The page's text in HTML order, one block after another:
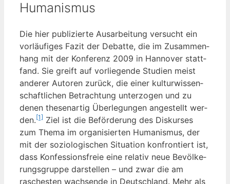
Humanismus
Die hier publi­zier­te Aus­ar­bei­tung ver­sucht ein
vor­läu­fi­ges Fazit der Debat­te, die im Zusam­men­
hang mit der Kon­fe­renz 2009 in Han­no­ver statt­
fand. Sie greift auf vor­lie­gen­de Stu­di­en meist
ande­rer Autoren zurück, die einer kul­tur­wis­sen­
schaft­li­chen Betrach­tung unter­zo­gen und zu
denen the­sen­ar­tig Über­le­gun­gen ange­stellt wer­
den.[1] Ziel ist die Beför­de­rung des Dis­kur­ses
zum The­ma im orga­ni­sier­ten Huma­nis­mus, der
mit der sozio­lo­gi­schen Situa­ti­on kon­fron­tiert ist,
dass Kon­fes­si­ons­freie eine rela­tiv neue Bevöl­ke­
rungs­grup­pe dar­stel­len – und zwar die am
rasches­ten wach­sen­de in Deutsch­land. Mehr als